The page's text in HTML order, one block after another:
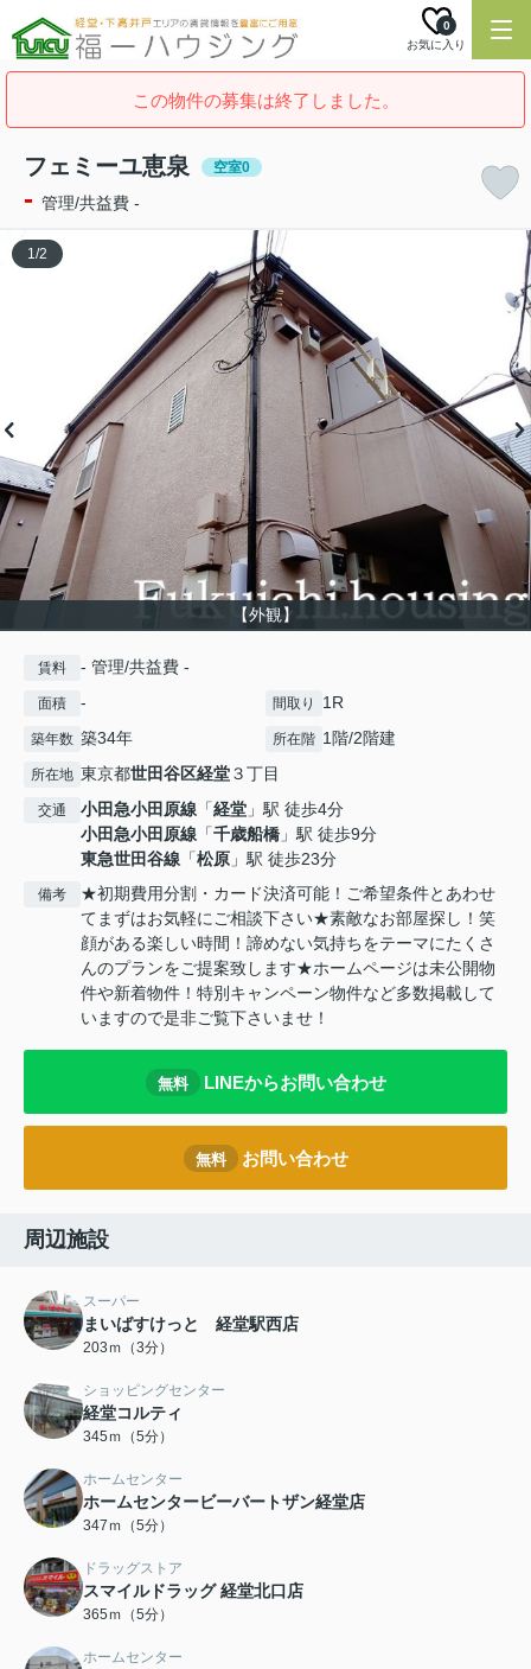
お気に入り
0
この物件の募集は終了しました。
フェミーユ恵泉 空室0
- 管理/共益費 -
【外観】
1/2
賃料 - 管理/共益費 -
面積 - 間取り 1R
築年数 築34年 所在階 1階/2階建
所在地 東京都世田谷区経堂３丁目
交通 小田急小田原線 「経堂 」駅 徒歩4分
小田急小田原線 「千歳船橋 」駅 徒歩9分
東急世田谷線 「松原 」駅 徒歩23分
備考
★初期費用分割・カード決済可能！ご希望条件とあわせ
てまずはお気軽にご相談下さい★素敵なお部屋探し！笑
顔がある楽しい時間！諦めない気持ちをテーマにたくさ
んのプランをご提案致します★ホームページは未公開物
件や新着物件！特別キャンペーン物件など多数掲載して
いますので是非ご覧下さいませ！
無料 LINEからお問い合わせ
無料 お問い合わせ
周辺施設
スーパー
まいばすけっと 経堂駅西店
203ｍ（3分）
ショッピングセンター
経堂コルティ
345ｍ（5分）
ホームセンター
ホームセンタービーバートザン経堂店
347ｍ（5分）
ドラッグストア
スマイルドラッグ 経堂北口店
365ｍ（5分）
ホームセンター